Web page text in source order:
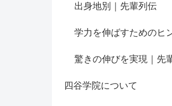
出身地別｜先輩列伝
学力を伸ばすためのヒ
驚きの伸びを実現｜先
四谷学院について